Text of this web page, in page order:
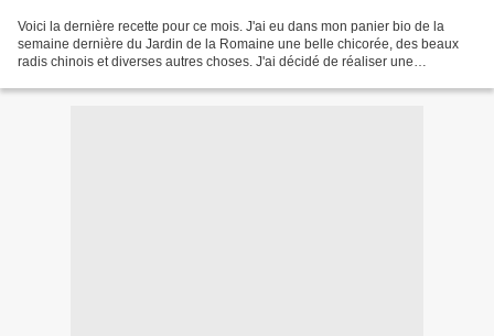
Voici la dernière recette pour ce mois. J'ai eu dans mon panier bio de la
semaine dernière du Jardin de la Romaine une belle chicorée, des beaux
radis chinois et diverses autres choses. J'ai décidé de réaliser une